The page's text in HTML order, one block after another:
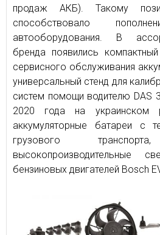
продаж АКБ). Такому
способствовало
автооборудования. В
бренда появились
сервисного обслуживания
универсальный стенд для
систем помощи водителю DAS
2020 года на украинском
аккумуляторные батареи с
грузового
высокопроизводительные
бензиновых двигателей Bosch